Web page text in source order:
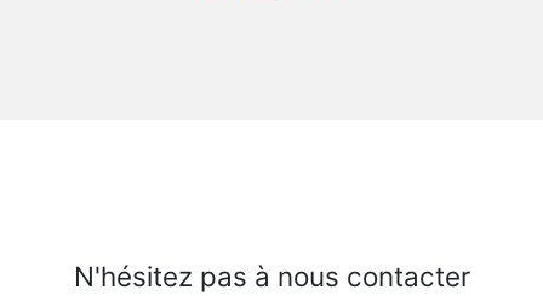
N'hésitez pas à nous contacter